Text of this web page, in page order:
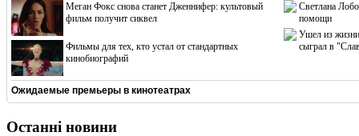
Меган Фокс снова станет Дженнифер: культовый
фильм получит сиквел
Фильмы для тех, кто устал от стандартных
кинобиографий
Светлана
помощи
Ушел из жизни
сыграл в
Ожидаемые премьеры в кинотеатрах
Останні новини